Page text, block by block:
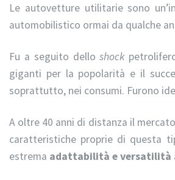
Le autovetture utilitarie sono
automobilistico ormai da qualche
Fu a seguito delloshock
giganti per la popolarità e il
soprattutto, nei consumi. Furono
A oltre 40 anni di distanza il
caratteristiche proprie di questa
estrema adattabilità e versatilità